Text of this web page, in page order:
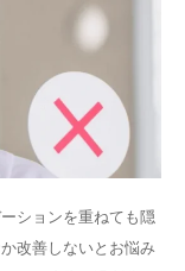
ションを重ねても隠
改善しないとお悩み